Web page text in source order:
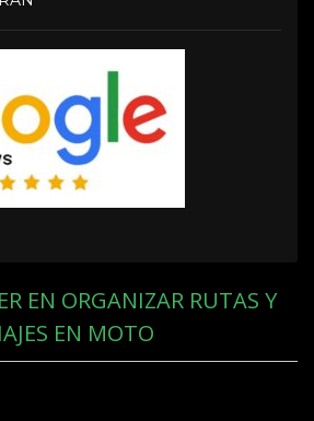
EN ORGANIZAR RUTAS Y
EN MOTO